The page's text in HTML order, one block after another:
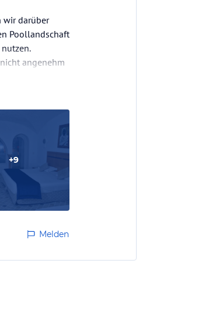
wir darüber
Poollandschaft
angenehm
+9
Melden